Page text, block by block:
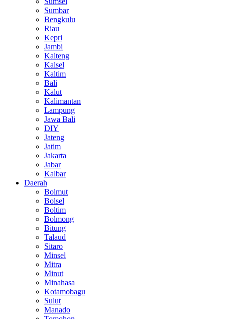
Sumbar
Bengkulu
Riau
Kepri
Jambi
Kalteng
Kalsel
Kaltim
Bali
Kalut
Kalimantan
Lampung
Jawa Bali
DIY
Jateng
Jatim
Jakarta
Jabar
Kalbar
Daerah
Bolmut
Bolsel
Boltim
Bolmong
Bitung
Talaud
Sitaro
Minsel
Mitra
Minut
Minahasa
Kotamobagu
Sulut
Manado